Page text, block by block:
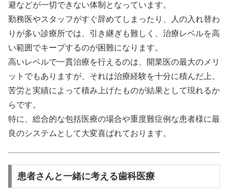
避などが一切できない体制となっています。
勤務医やスタッフがすぐ辞めてしまったり、人の入れ替わ
りが多い診療所では、引き継ぎも難しく、治療レベルを高
い範囲でキープするのが困難になります。
高いレベルで一貫治療を行えるのは、開業医の最大のメリ
ットでもありますが、それは治療経験を十分に積んだ上、
苦労と実績によって積み上げたものが結果として現れるか
らです。
特に、総合的な包括医療の場合や重度難症例な患者様に最
良のシステムとして大変喜ばれております。
患者さんと一緒に考える歯科医療